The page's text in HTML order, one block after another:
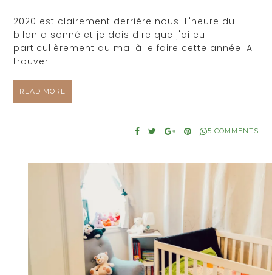
2020 est clairement derrière nous. L'heure du
bilan a sonné et je dois dire que j'ai eu
particulièrement du mal à le faire cette année. A
trouver
READ MORE
5 COMMENTS